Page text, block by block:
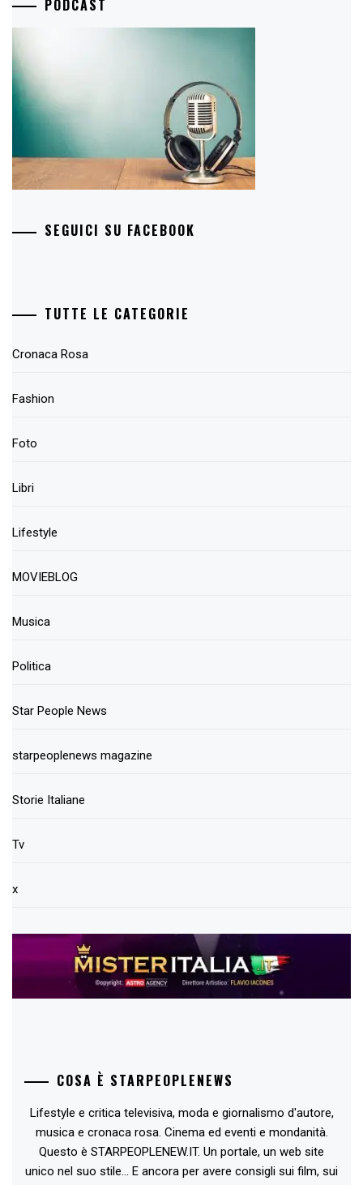
PODCAST
SEGUICI SU FACEBOOK
TUTTE LE CATEGORIE
Cronaca Rosa
Fashion
Foto
Libri
Lifestyle
MOVIEBLOG
Musica
Politica
Star People News
starpeoplenews magazine
Storie Italiane
Tv
x
COSA È STARPEOPLENEWS
Lifestyle e critica televisiva, moda e giornalismo d'autore,
musica e cronaca rosa. Cinema ed eventi e mondanità.
Questo è STARPEOPLENEW.IT. Un portale, un web site
unico nel suo stile... E ancora per avere consigli sui film, sui